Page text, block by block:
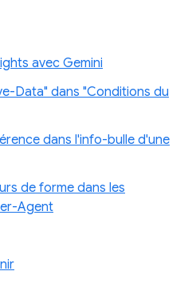
avec Gemini
Data" dans "Conditions du
dans l'info-bulle d'une
de forme dans les
Agent